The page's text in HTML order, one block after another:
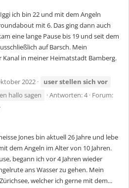
ich bin 22 und mit dem Angeln
mit 6. Das ging dann auch
eine lange Pause bis 19 und seit dem
auf Barsch. Mein
Kanal in meiner Heimatstadt Bamberg.
2022 userstellen sich vor
hallo sagen Antworten: 4 Forum:
Jones bin aktuell 26 Jahre und lebe
dem Angeln im Alter von 10 Jahren.
begann ich vor 4 Jahren wieder
ans Wasser zu gehen. Mein
welcher ich gerne mit dem...